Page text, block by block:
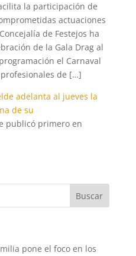
la participación de
actuaciones
de Festejos ha
de la Gala Drag al
el Carnaval
de […]
adelanta al jueves la
de su
publicó primero en
pone el foco en los